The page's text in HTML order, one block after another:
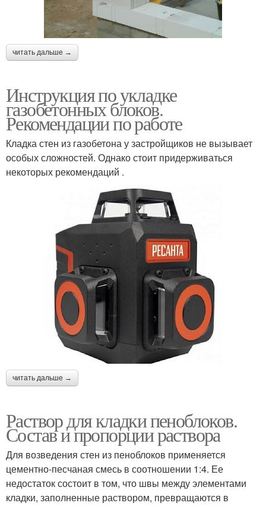
читать дальше →
Инструкция по укладке
газобетонных блоков.
Рекомендации по работе
Кладка стен из газобетона у застройщиков не вызывает
особых сложностей. Однако стоит придерживаться
некоторых рекомендаций .
читать дальше →
Раствор для кладки пеноблоков.
Состав и пропорции раствора
Для возведения стен из пеноблоков применяется
цементно-песчаная смесь в соотношении 1:4. Ее
недостаток состоит в том, что швы между элементами
кладки, заполненные раствором, превращаются в